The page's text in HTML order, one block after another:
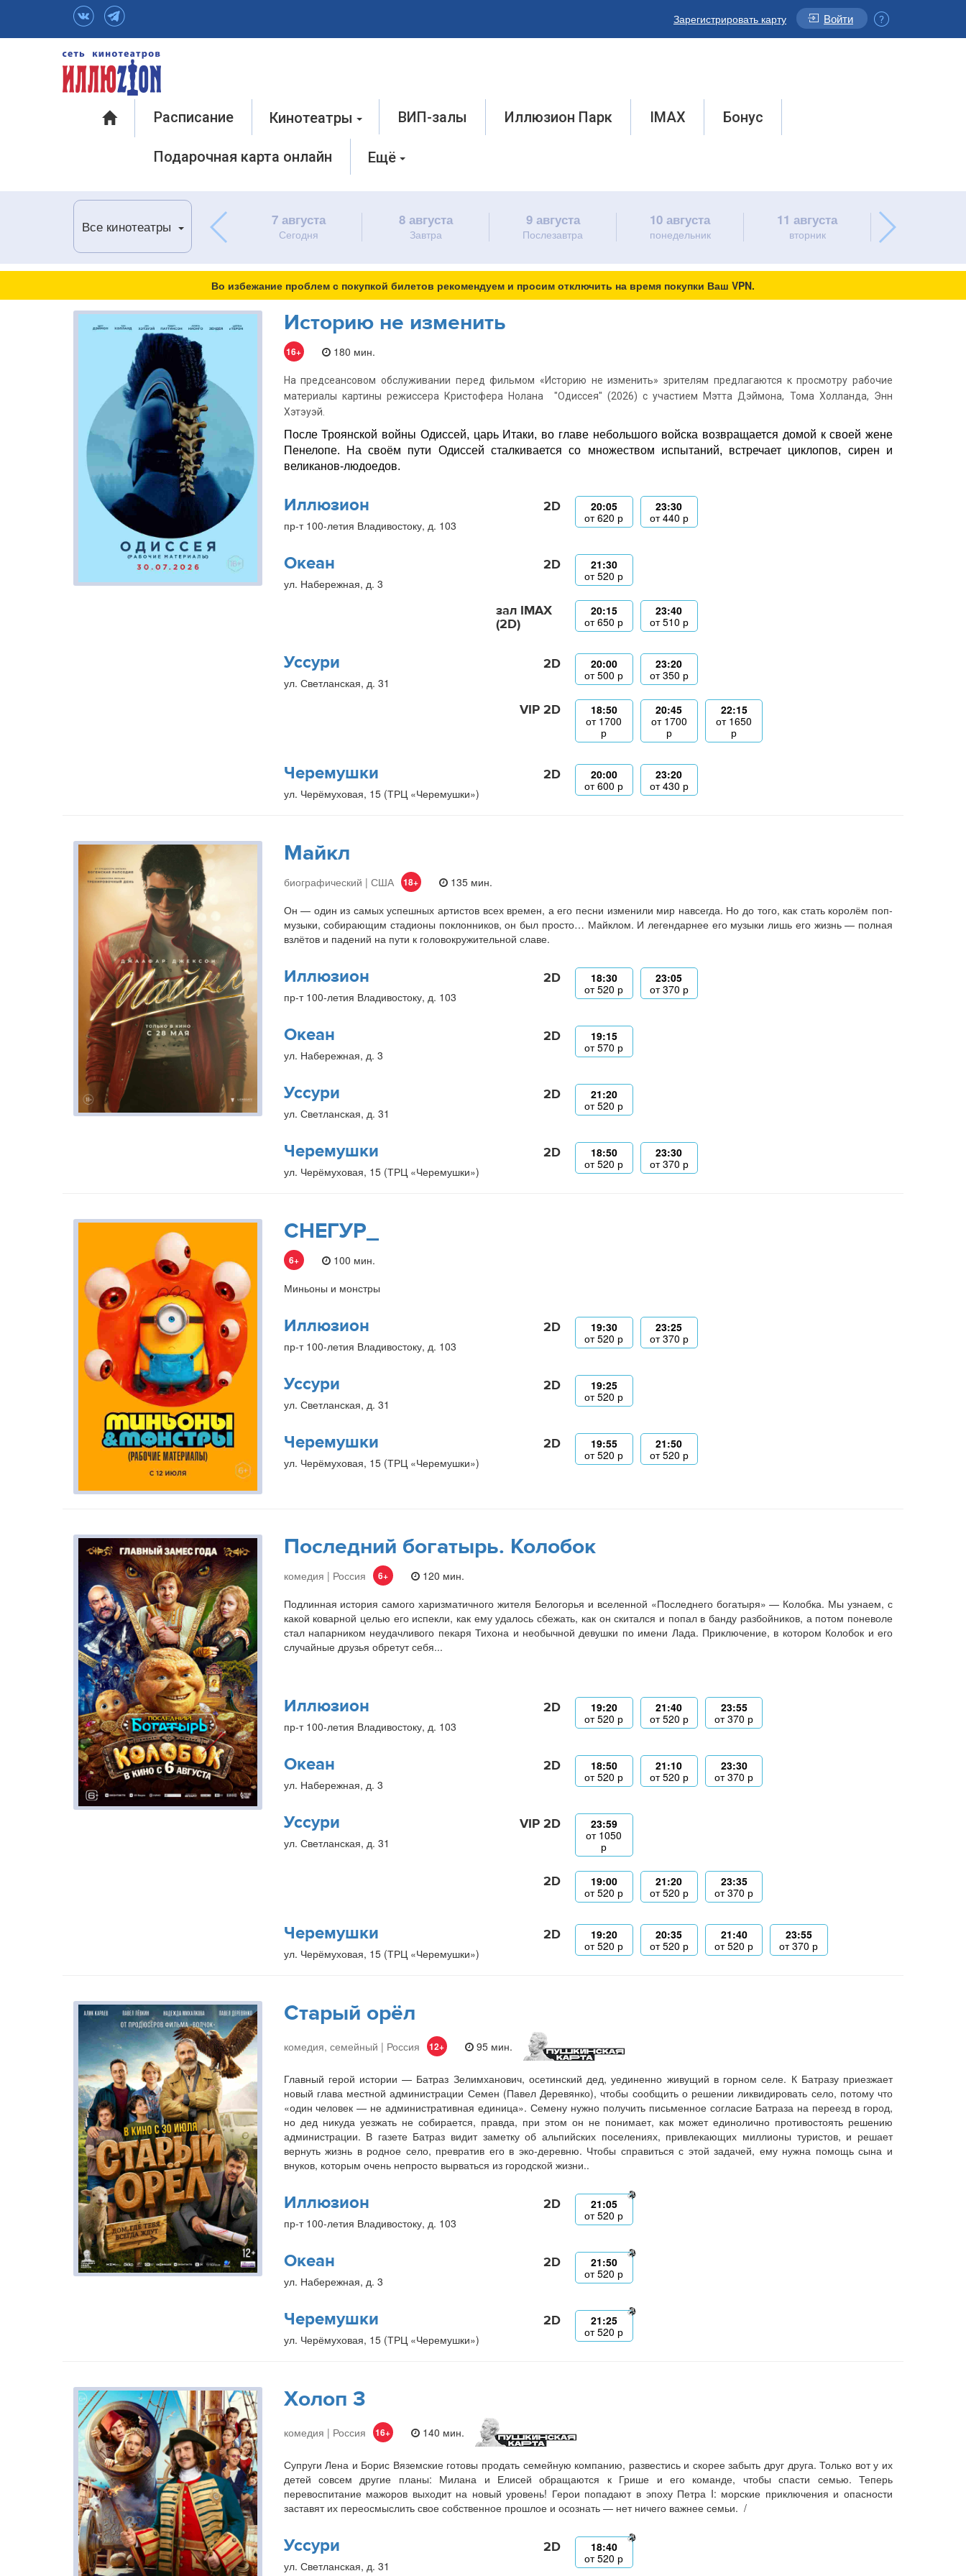
Зарегистрировать карту Войти
Расписание Кинотеатры ВИП-залы Иллюзион Парк IMAX Бонус
Подарочная карта онлайн Ещё
Все кинотеатры 7 августа
Сегодня
8 августа
Завтра
9 августа
Послезавтра
10 августа
понедельник
11 августа
вторник
Во избежание проблем с покупкой билетов рекомендуем и просим отключить на время покупки Ваш VPN.
Историю не изменить
16+ 180 мин.
На предсеансовом обслуживании перед фильмом «Историю не изменить» зрителям предлагаются к просмотру рабочие
материалы картины режиссера Кристофера Нолана "Одиссея" (2026) с участием Мэтта Дэймона, Тома Холланда, Энн
Хэтэуэй.
После Троянской войны Одиссей, царь Итаки, во главе небольшого войска возвращается домой к своей жене
Пенелопе. На своём пути Одиссей сталкивается со множеством испытаний, встречает циклопов, сирен и
великанов-людоедов.
Иллюзион
пр-т 100-летия Владивостоку, д. 103
2D
20:05
от620 р
23:30
от440 р
Океан
ул. Набережная, д. 3
2D
21:30
от520 р
зал IMAX
(2D)
20:15
от650 р
23:40
от510 р
Уссури
ул. Светланская, д. 31
2D
20:00
от500 р
23:20
от350 р
VIP 2D
18:50
от 1700
р
20:45
от 1700
р
22:15
от 1650
р
Черемушки
ул. Черёмуховая, 15 (ТРЦ «Черемушки»)
2D
20:00
от600 р
23:20
от430 р
Майкл
биографический | США 18+
135 мин.
Он — один из самых успешных артистов всех времен, а его песни изменили мир навсегда. Но до того, как стать королём поп-
музыки, собирающим стадионы поклонников, он был просто… Майклом. И легендарнее его музыки лишь его жизнь — полная
взлётов и падений на пути к головокружительной славе.
Иллюзион
пр-т 100-летия Владивостоку, д. 103
2D
18:30
от520 р
23:05
от370 р
Океан
ул. Набережная, д. 3
2D
19:15
от570 р
Уссури
ул. Светланская, д. 31
2D
21:20
от520 р
Черемушки
ул. Черёмуховая, 15 (ТРЦ «Черемушки»)
2D
18:50
от520 р
23:30
от370 р
СНЕГУР_
6+
100 мин.
Миньоны и монстры
Иллюзион
пр-т 100-летия Владивостоку, д. 103
2D
19:30
от520 р
23:25
от370 р
Уссури
ул. Светланская, д. 31
2D
19:25
от520 р
Черемушки
ул. Черёмуховая, 15 (ТРЦ «Черемушки»)
2D
19:55
от520 р
21:50
от520 р
Последний богатырь. Колобок
комедия | Россия 6+
120 мин.
Подлинная история самого харизматичного жителя Белогорья и вселенной «Последнего богатыря» — Колобка. Мы узнаем, с
какой коварной целью его испекли, как ему удалось сбежать, как он скитался и попал в банду разбойников, а потом поневоле
стал напарником неудачливого пекаря Тихона и необычной девушки по имени Лада. Приключение, в котором Колобок и его
случайные друзья обретут себя...
Иллюзион
пр-т 100-летия Владивостоку, д. 103
2D
19:20
от520 р
21:40
от520 р
23:55
от370 р
Океан
ул. Набережная, д. 3
2D
18:50
от520 р
21:10
от520 р
23:30
от370 р
Уссури
ул. Светланская, д. 31
VIP 2D
23:59
от 1050
р
2D
19:00
от520 р
21:20
от520 р
23:35
от370 р
Черемушки
ул. Черёмуховая, 15 (ТРЦ «Черемушки»)
2D
19:20
от520 р
20:35
от520 р
21:40
от520 р
23:55
от370 р
Старый орёл
комедия, семейный | Россия 12+ 95 мин.
Главный герой истории — Батраз Зелимханович, осетинский дед, уединенно живущий в горном селе. К Батразу приезжает
новый глава местной администрации Семен (Павел Деревянко), чтобы сообщить о решении ликвидировать село, потому что
«один человек — не административная единица». Семену нужно получить письменное согласие Батраза на переезд в город,
но дед никуда уезжать не собирается, правда, при этом он не понимает, как может единолично противостоять решению
администрации. В газете Батраз видит заметку об альпийских поселениях, привлекающих миллионы туристов, и решает
вернуть жизнь в родное село, превратив его в эко-деревню. Чтобы справиться с этой задачей, ему нужна помощь сына и
внуков, которым очень непросто вырваться из городской жизни..
Иллюзион
пр-т 100-летия Владивостоку, д. 103
2D
21:05
от520 р
Океан
ул. Набережная, д. 3
2D
21:50
от520 р
Черемушки
ул. Черёмуховая, 15 (ТРЦ «Черемушки»)
2D
21:25
от520 р
Холоп 3
комедия | Россия 16+ 140 мин.
Супруги Лена и Борис Вяземские готовы продать семейную компанию, развестись и скорее забыть друг друга. Только вот у их
детей совсем другие планы: Милана и Елисей обращаются к Грише и его команде, чтобы спасти семью. Теперь
перевоспитание мажоров выходит на новый уровень! Герои попадают в эпоху Петра I: морские приключения и опасности
заставят их переосмыслить свое собственное прошлое и осознать — нет ничего важнее семьи. /
Уссури
ул. Светланская, д. 31
2D
18:40
от520 р